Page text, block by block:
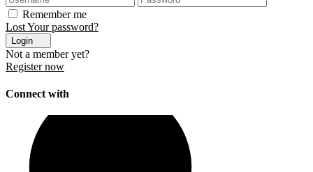
Remember me
Lost Your password?
Login
Not a member yet?
Register now
Connect with